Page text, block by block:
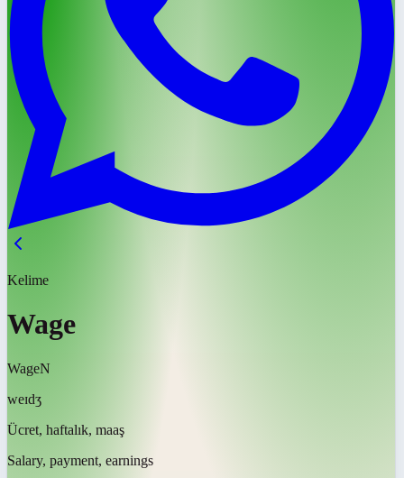
Kelime
Wage
WageN
weɪdʒ
Ücret, haftalık, maaş
Salary, payment, earnings